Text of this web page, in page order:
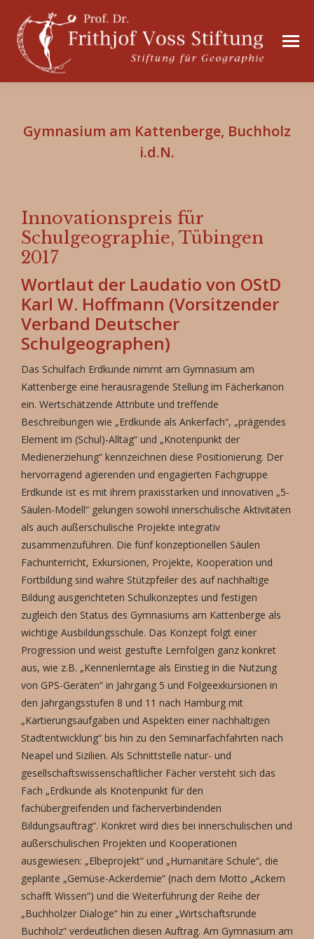
Gymnasium am Kattenberge, Buchholz
i.d.N.
Innovationspreis für
Schulgeographie, Tübingen
2017
Wortlaut der Laudatio von OStD
Karl W. Hoffmann (Vorsitzender
Verband Deutscher
Schulgeographen)
Das Schulfach Erdkunde nimmt am Gymnasium am
Kattenberge eine herausragende Stellung im Fächerkanon
ein. Wertschätzende Attribute und treffende
Beschreibungen wie „Erdkunde als Ankerfach“, „prägendes
Element im (Schul)-Alltag“ und „Knotenpunkt der
Medienerziehung“ kennzeichnen diese Positionierung. Der
hervorragend agierenden und engagierten Fachgruppe
Erdkunde ist es mit ihrem praxisstarken und innovativen „5-
Säulen-Modell“ gelungen sowohl innerschulische Aktivitäten
als auch außerschulische Projekte integrativ
zusammenzuführen. Die fünf konzeptionellen Säulen
Fachunterricht, Exkursionen, Projekte, Kooperation und
Fortbildung sind wahre Stützpfeiler des auf nachhaltige
Bildung ausgerichteten Schulkonzeptes und festigen
zugleich den Status des Gymnasiums am Kattenberge als
wichtige Ausbildungsschule. Das Konzept folgt einer
Progression und weist gestufte Lernfolgen ganz konkret
aus, wie z.B. „Kennenlerntage als Einstieg in die Nutzung
von GPS-Geräten“ in Jahrgang 5 und Folgeexkursionen in
den Jahrgangsstufen 8 und 11 nach Hamburg mit
„Kartierungsaufgaben und Aspekten einer nachhaltigen
Stadtentwicklung“ bis hin zu den Seminarfachfahrten nach
Neapel und Sizilien. Als Schnittstelle natur- und
gesellschaftswissenschaftlicher Fächer versteht sich das
Fach „Erdkunde als Knotenpunkt für den
fachübergreifenden und fächerverbindenden
Bildungsauftrag“. Konkret wird dies bei innerschulischen und
außerschulischen Projekten und Kooperationen
ausgewiesen: „Elbeprojekt“ und „Humanitäre Schule“, die
geplante „Gemüse-Ackerdemie“ (nach dem Motto „Ackern
schafft Wissen“) und die Weiterführung der Reihe der
„Buchholzer Dialoge“ hin zu einer „Wirtschaftsrunde
Buchholz“ verdeutlichen diesen Auftrag. Am Gymnasium am